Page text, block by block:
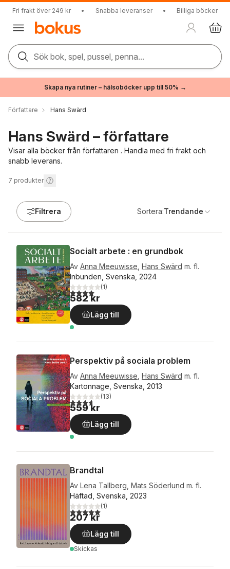
Fri frakt över 249 kr • Snabba leveranser • Billiga böcker
Sök bok, spel, pussel, penna...
Skapa nya rutiner – hälsoböcker upp till 50% →
Författare Hans Swärd
Hans Swärd – författare
Visar alla böcker från författaren . Handla med fri frakt och
snabb leverans.
7 produkter
Filtrera Sortera:Trendande
Socialt arbete : en grundbok
Av Anna Meeuwisse Hans Swärd m. fl.
Inbunden, Svenska, 2024
4,0utav 5 stjärnor. Totalt antal röster:
(1)
582 kr
Lägg till
Perspektiv på sociala problem
Av Anna Meeuwisse Hans Swärd m. fl.
Kartonnage, Svenska, 2013
3,7utav 5 stjärnor. Totalt antal röster:
(13)
559 kr
Lägg till
Brandtal
Av Lena Tallberg Mats Söderlund m. fl.
Häftad, Svenska, 2023
5,0utav 5 stjärnor. Totalt antal röster:
(1)
207 kr
Lägg till
Skickas